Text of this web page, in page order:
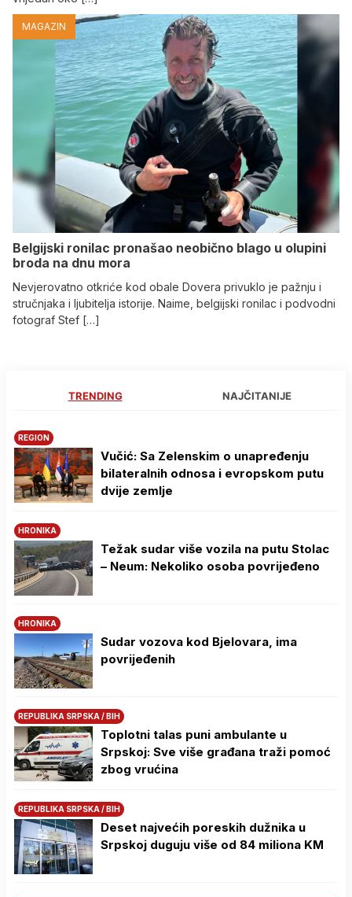
MAGAZIN
Belgijski ronilac pronašao neobično blago u olupini
broda na dnu mora
Nevjerovatno otkriće kod obale Dovera privuklo je pažnju i
stručnjaka i ljubitelja istorije. Naime, belgijski ronilac i podvodni
fotograf Stef […]
TRENDING NAJČITANIJE
REGION
Vučić: Sa Zelenskim o unapređenju
bilateralnih odnosa i evropskom putu
dvije zemlje
HRONIKA
Težak sudar više vozila na putu Stolac
– Neum: Nekoliko osoba povrijeđeno
HRONIKA
Sudar vozova kod Bjelovara, ima
povrijeđenih
REPUBLIKA SRPSKA / BIH
Toplotni talas puni ambulante u
Srpskoj: Sve više građana traži pomoć
zbog vrućina
REPUBLIKA SRPSKA / BIH
Deset najvećih poreskih dužnika u
Srpskoj duguju više od 84 miliona KM